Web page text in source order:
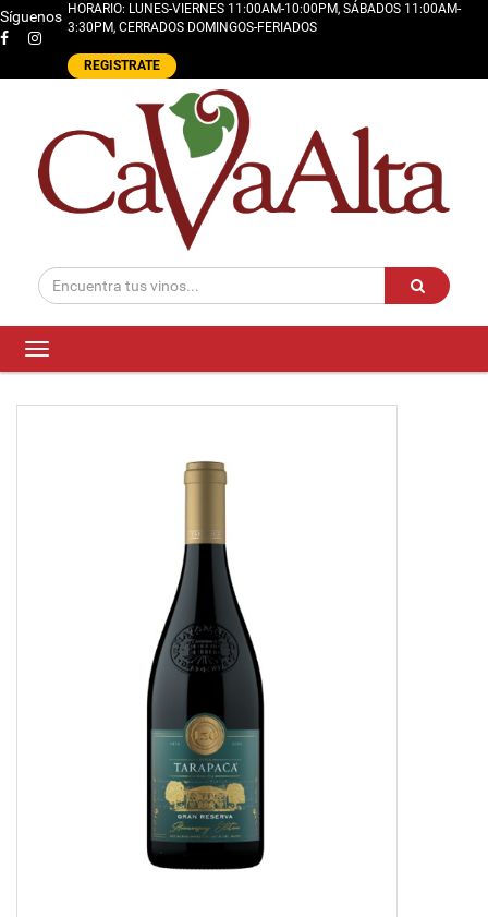
Síguenos HORARIO: LUNES-VIERNES 11:00AM-10:00PM, SÁBADOS 11:00AM-
3:30PM, CERRADOS DOMINGOS-FERIADOS
REGISTRATE
Toggle
navigation